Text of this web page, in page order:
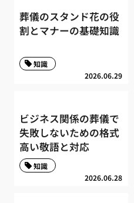
葬儀のスタンド花の役
割とマナーの基礎知識
2026.06.29
知識
ビジネス関係の葬儀で
失敗しないための格式
高い敬語と対応
2026.06.28
知識